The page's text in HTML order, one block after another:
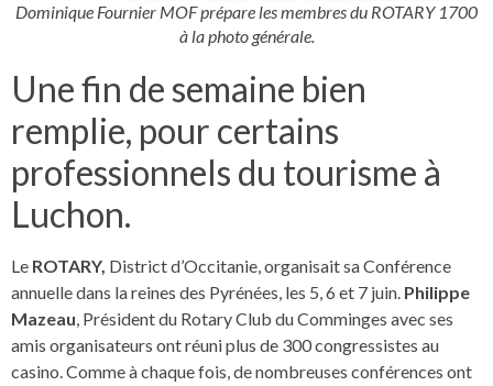
Dominique Fournier MOF prépare les membres du ROTARY 1700
à la photo générale.
Une fin de semaine bien
remplie, pour certains
professionnels du tourisme à
Luchon.
Le ROTARY, District d’Occitanie, organisait sa Conférence
annuelle dans la reines des Pyrénées, les 5, 6 et 7 juin. Philippe
Mazeau, Président du Rotary Club du Comminges avec ses
amis organisateurs ont réuni plus de 300 congressistes au
casino. Comme à chaque fois, de nombreuses conférences ont